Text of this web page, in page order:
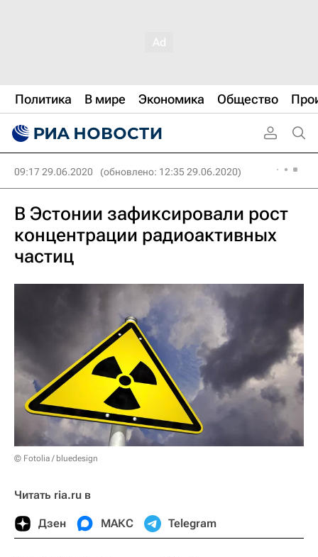
Политика В мире Экономика Общество
09:17 29.06.2020 (обновлено: 12:35 29.06.2020)
В Эстонии зафиксировали рост
концентрации радиоактивных
частиц
© Fotolia / bluedesign
Читать ria.ru в
Дзен МАКС Telegram